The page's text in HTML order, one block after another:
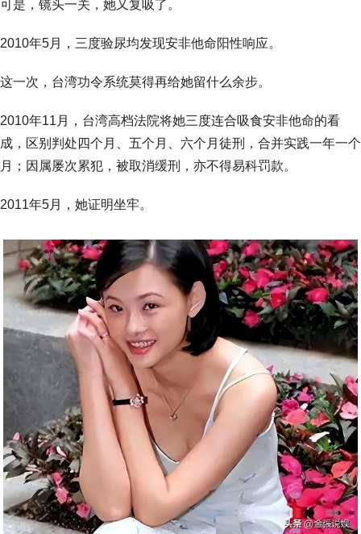
可是，镜头一关，她又复吸了。
2010年5月，三度验尿均发现安非他命阳性响应。
这一次，台湾功令系统莫得再给她留什么余步。
2010年11月，台湾高档法院将她三度连合吸食安非他命的看
成，区别判处四个月、五个月、六个月徒刑，合并实践一年一个
月；因属屡次累犯，被取消缓刑，亦不得易科罚款。
2011年5月，她证明坐牢。